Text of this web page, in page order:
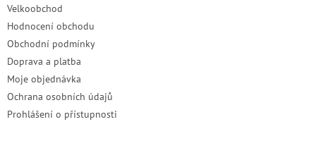
Velkoobchod
Hodnocení obchodu
Obchodní podmínky
Doprava a platba
Moje objednávka
Ochrana osobních údajů
Prohlášení o přístupnosti